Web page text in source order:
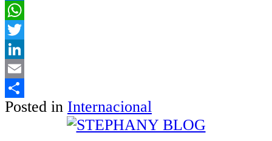
Facebook
WhatsApp
Twitter
LinkedIn
Email
Share
Posted in Internacional